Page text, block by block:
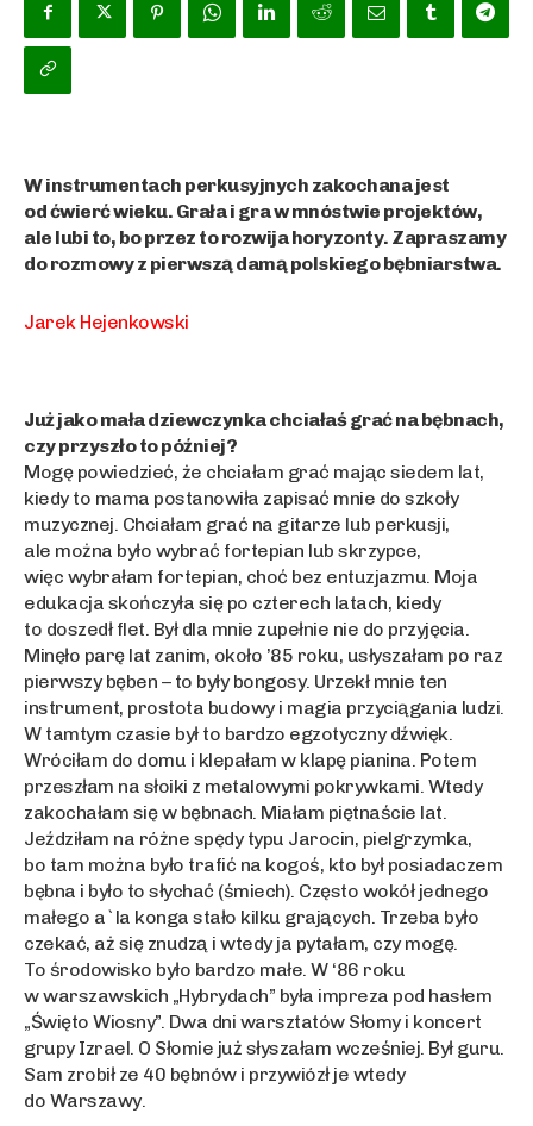
W instrumentach perkusyjnych zakochana jest
od ćwierć wieku. Grała i gra w mnóstwie projektów,
ale lubi to, bo przez to rozwija horyzonty. Zapraszamy
do rozmowy z pierwszą damą polskiego bębniarstwa.
Jarek Hejenkowski
Już jako mała dziewczynka chciałaś grać na bębnach,
czy przyszło to później?
Mogę powiedzieć, że chciałam grać mając siedem lat,
kiedy to mama postanowiła zapisać mnie do szkoły
muzycznej. Chciałam grać na gitarze lub perkusji,
ale można było wybrać fortepian lub skrzypce,
więc wybrałam fortepian, choć bez entuzjazmu. Moja
edukacja skończyła się po czterech latach, kiedy
to doszedł flet. Był dla mnie zupełnie nie do przyjęcia.
Minęło parę lat zanim, około ’85 roku, usłyszałam po raz
pierwszy bęben – to były bongosy. Urzekł mnie ten
instrument, prostota budowy i magia przyciągania ludzi.
W tamtym czasie był to bardzo egzotyczny dźwięk.
Wróciłam do domu i klepałam w klapę pianina. Potem
przeszłam na słoiki z metalowymi pokrywkami. Wtedy
zakochałam się w bębnach. Miałam piętnaście lat.
Jeździłam na różne spędy typu Jarocin, pielgrzymka,
bo tam można było trafić na kogoś, kto był posiadaczem
bębna i było to słychać (śmiech). Często wokół jednego
małego a`la konga stało kilku grających. Trzeba było
czekać, aż się znudzą i wtedy ja pytałam, czy mogę.
To środowisko było bardzo małe. W ‘86 roku
w warszawskich „Hybrydach” była impreza pod hasłem
„Święto Wiosny”. Dwa dni warsztatów Słomy i koncert
grupy Izrael. O Słomie już słyszałam wcześniej. Był guru.
Sam zrobił ze 40 bębnów i przywiózł je wtedy
do Warszawy.